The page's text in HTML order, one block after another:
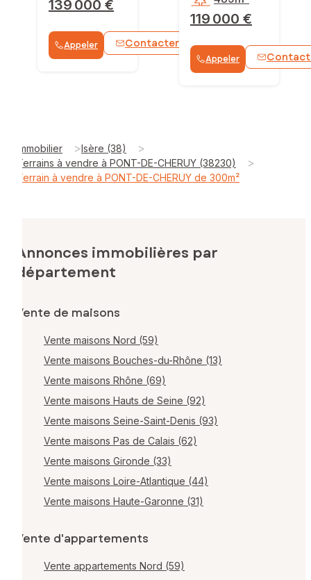
139 000 €
Appeler Contacter WhatsApp
119 000 €
Appeler
Immobilier >Isère (38) >
Terrains à vendre à PONT-DE-CHERUY (38230) >
Terrain à vendre à PONT-DE-CHERUY de 300m²
Annonces immobilières par
département
Vente de maisons
Vente maisons Nord (59)
Vente maisons Bouches-du-Rhône (13)
Vente maisons Rhône (69)
Vente maisons Hauts de Seine (92)
Vente maisons Seine-Saint-Denis (93)
Vente maisons Pas de Calais (62)
Vente maisons Gironde (33)
Vente maisons Loire-Atlantique (44)
Vente maisons Haute-Garonne (31)
Vente d'appartements
Vente appartements Nord (59)